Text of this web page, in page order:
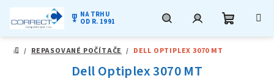
military_tech NA TRHU
OD R. 1991
DOMŮ
/ REPASOVANÉ POČÍTAČE / DELL OPTIPLEX 3070 MT
Dell Optiplex 3070 MT